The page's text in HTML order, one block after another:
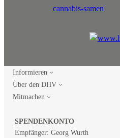
Informieren
Über den DHV
Mitmachen
SPENDENKONTO
Empfänger: Georg Wurth